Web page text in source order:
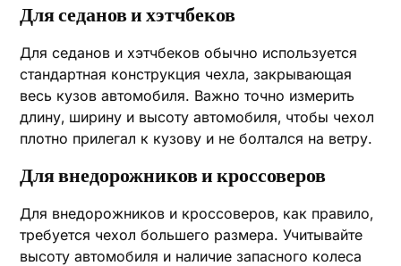
Для седанов и хэтчбеков
Для седанов и хэтчбеков обычно используется
стандартная конструкция чехла‚ закрывающая
весь кузов автомобиля. Важно точно измерить
длину‚ ширину и высоту автомобиля‚ чтобы чехол
плотно прилегал к кузову и не болтался на ветру.
Для внедорожников и кроссоверов
Для внедорожников и кроссоверов‚ как правило‚
требуется чехол большего размера. Учитывайте
высоту автомобиля и наличие запасного колеса